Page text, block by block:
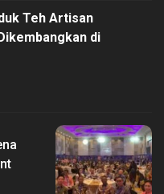
Teh Artisan
di